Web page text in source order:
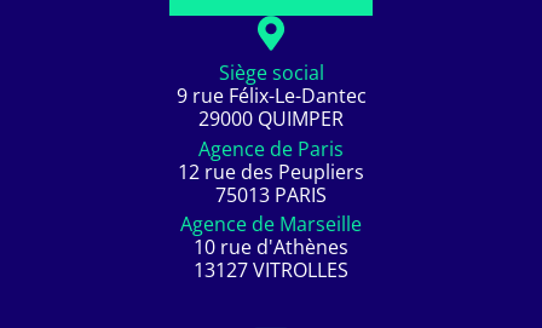
Siège social
9 rue Félix-Le-Dantec
29000 QUIMPER
Agence de Paris
12 rue des Peupliers
75013 PARIS
Agence de Marseille
10 rue d'Athènes
13127 VITROLLES